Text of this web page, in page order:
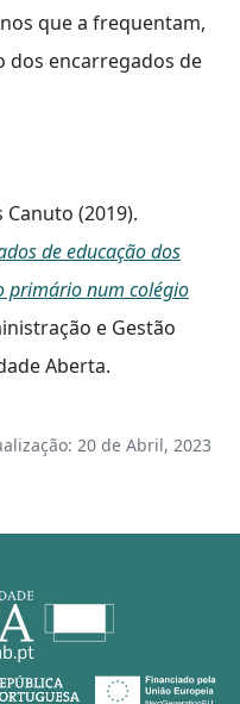
que a frequentam,
dos encarregados de
(2019).
de educação dos
primário num colégio
e Gestão
Aberta.
20 de Abril, 2023